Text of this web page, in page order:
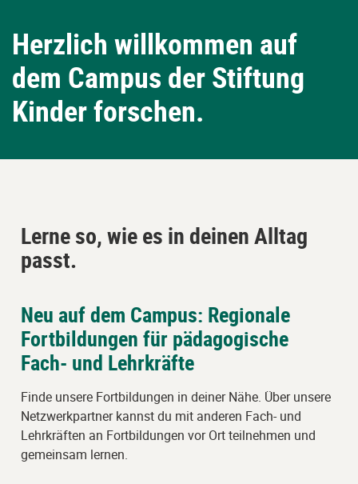
Herzlich willkommen auf
dem Campus der Stiftung
Kinder forschen.
Lerne so, wie es in deinen Alltag
passt.
Block
Piastrelle
überspringen
Neu auf dem Campus: Regionale
Fortbildungen für pädagogische
Fach- und Lehrkräfte
Finde unsere Fortbildungen in deiner Nähe. Über unsere
Netzwerkpartner kannst du mit anderen Fach- und
Lehrkräften an Fortbildungen vor Ort teilnehmen und
gemeinsam lernen.